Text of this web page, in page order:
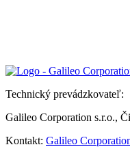
Technický prevádzkovateľ:
Galileo Corporation s.r.o.,
Kontakt: Galileo